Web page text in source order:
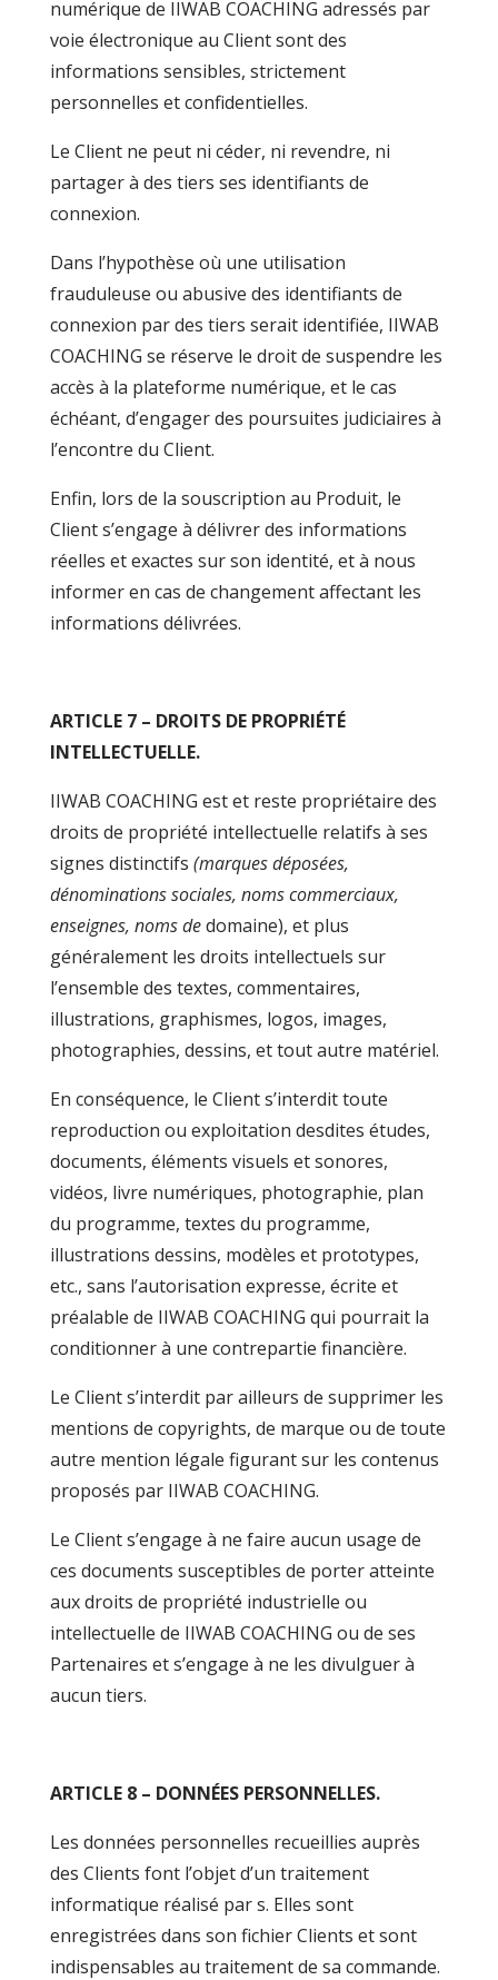
numérique de IIWAB COACHING adressés par
voie électronique au Client sont des
informations sensibles, strictement
personnelles et confidentielles.
Le Client ne peut ni céder, ni revendre, ni
partager à des tiers ses identifiants de
connexion.
Dans l’hypothèse où une utilisation
frauduleuse ou abusive des identifiants de
connexion par des tiers serait identifiée, IIWAB
COACHING se réserve le droit de suspendre les
accès à la plateforme numérique, et le cas
échéant, d’engager des poursuites judiciaires à
l’encontre du Client.
Enfin, lors de la souscription au Produit, le
Client s’engage à délivrer des informations
réelles et exactes sur son identité, et à nous
informer en cas de changement affectant les
informations délivrées.
ARTICLE 7 – DROITS DE PROPRIÉTÉ
INTELLECTUELLE.
IIWAB COACHING est et reste propriétaire des
droits de propriété intellectuelle relatifs à ses
signes distinctifs (marques déposées,
dénominations sociales, noms commerciaux,
enseignes, noms dedomaine), et plus
généralement les droits intellectuels sur
l’ensemble des textes, commentaires,
illustrations, graphismes, logos, images,
photographies, dessins, et tout autre matériel.
En conséquence, le Client s’interdit toute
reproduction ou exploitation desdites études,
documents, éléments visuels et sonores,
vidéos, livre numériques, photographie, plan
du programme, textes du programme,
illustrations dessins, modèles et prototypes,
etc., sans l’autorisation expresse, écrite et
préalable de IIWAB COACHING qui pourrait la
conditionner à une contrepartie financière.
Le Client s’interdit par ailleurs de supprimer les
mentions de copyrights, de marque ou de toute
autre mention légale figurant sur les contenus
proposés par IIWAB COACHING.
Le Client s’engage à ne faire aucun usage de
ces documents susceptibles de porter atteinte
aux droits de propriété industrielle ou
intellectuelle de IIWAB COACHING ou de ses
Partenaires et s’engage à ne les divulguer à
aucun tiers.
ARTICLE 8 – DONNÉES PERSONNELLES.
Les données personnelles recueillies auprès
des Clients font l’objet d’un traitement
informatique réalisé par s. Elles sont
enregistrées dans son fichier Clients et sont
indispensables au traitement de sa commande.